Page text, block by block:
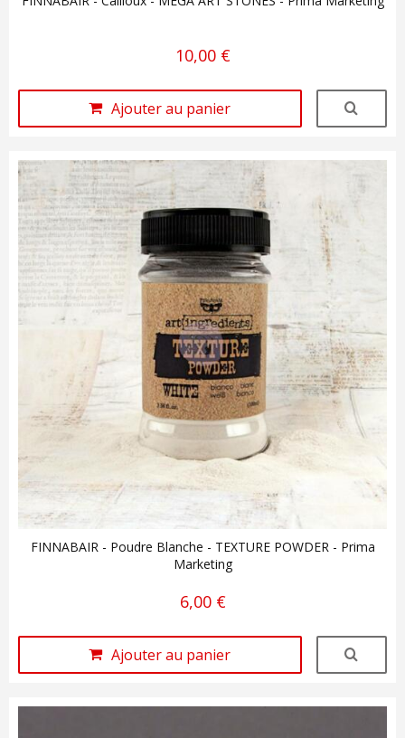
10,00 €
Ajouter au panier
FINNABAIR - Poudre Blanche - TEXTURE POWDER - Prima
Marketing
6,00 €
Ajouter au panier